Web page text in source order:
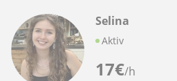
17€/h
Selina
Aktiv